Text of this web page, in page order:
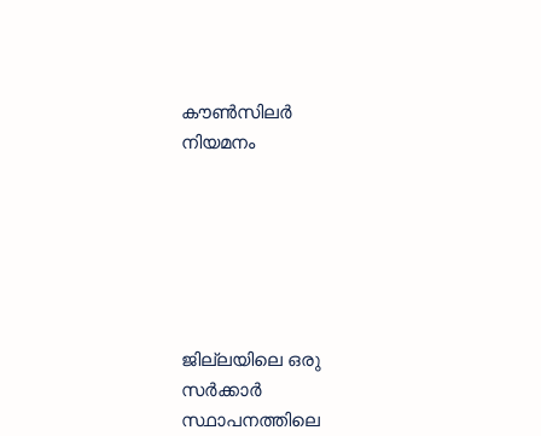
കൗൺസിലർ
നിയമനം
ജില്ലയിലെ ഒരു
സർക്കാർ
സ്ഥാപനത്തിലെ